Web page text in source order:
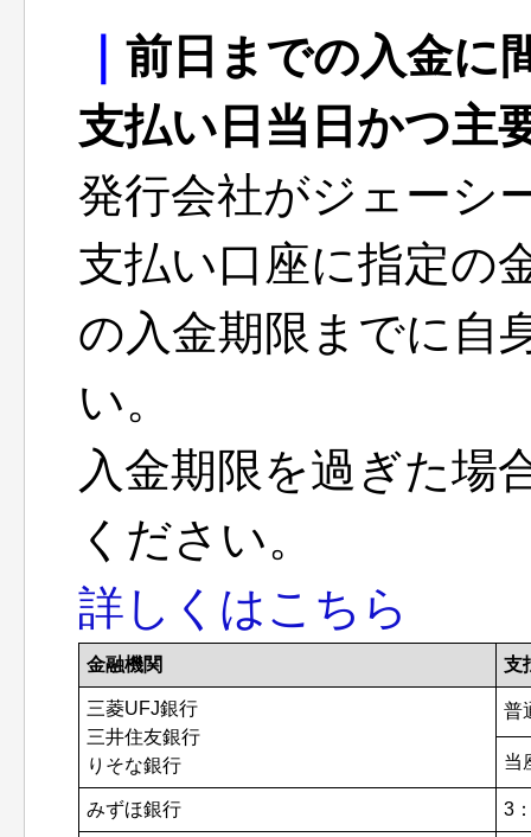
前日までの入金に
支払い日当日かつ主
発行会社がジェーシ
支払い口座に指定の
の入金期限までに自
い。
入金期限を過ぎた場
ください。
詳しくはこちら
金融機関 支
三菱UFJ銀行
三井住友銀行
りそな銀行
普
当
みずほ銀行 3